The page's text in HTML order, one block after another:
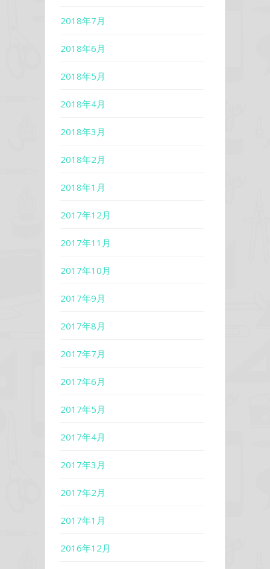
2018年7月
2018年6月
2018年5月
2018年4月
2018年3月
2018年2月
2018年1月
2017年12月
2017年11月
2017年10月
2017年9月
2017年8月
2017年7月
2017年6月
2017年5月
2017年4月
2017年3月
2017年2月
2017年1月
2016年12月